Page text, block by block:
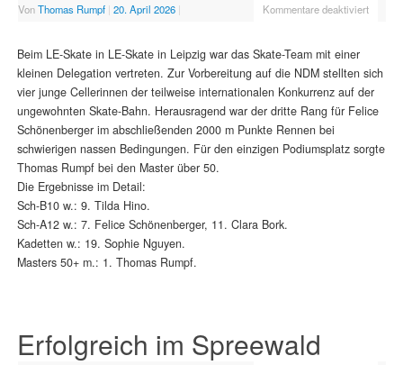
VonThomas Rumpf | 20. April 2026 | Kommentare deaktiviert
Beim LE-Skate in LE-Skate in Leipzig war das Skate-Team mit einer
kleinen Delegation vertreten. Zur Vorbereitung auf die NDM stellten sich
vier junge Cellerinnen der teilweise internationalen Konkurrenz auf der
ungewohnten Skate-Bahn. Herausragend war der dritte Rang für Felice
Schönenberger im abschließenden 2000 m Punkte Rennen bei
schwierigen nassen Bedingungen. Für den einzigen Podiumsplatz sorgte
Thomas Rumpf bei den Master über 50.
Die Ergebnisse im Detail:
Sch-B10 w.: 9. Tilda Hino.
Sch-A12 w.: 7. Felice Schönenberger, 11. Clara Bork.
Kadetten w.: 19. Sophie Nguyen.
Masters 50+ m.: 1. Thomas Rumpf.
Erfolgreich im Spreewald